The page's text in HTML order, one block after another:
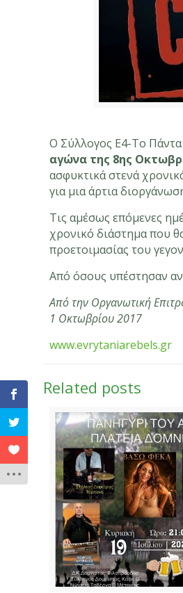
Ο Σύλλογος Ε4-Το Πάντα
αγώνα της 8ης
ασφυκτικά στενά
για μια άρτια
Τις αμέσως επόμενες
χρονικό διάστημα που
προετοιμασίας του
Από όσους υπέστησαν
Από την Οργανωτική
1 Οκτωβρίου 2017
www.evrytaniarebels.gr
Related posts